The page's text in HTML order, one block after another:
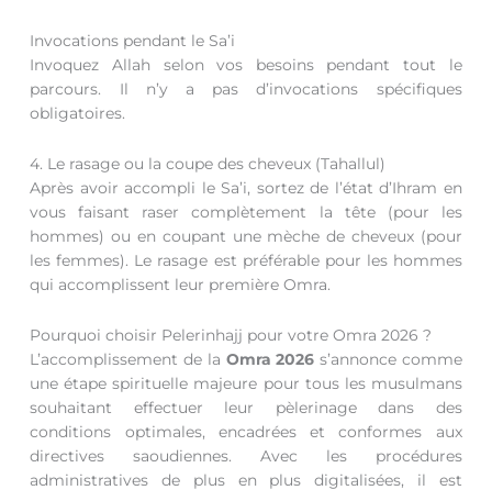
Invocations pendant le Sa’i
Invoquez Allah selon vos besoins pendant tout le
parcours. Il n’y a pas d’invocations spécifiques
obligatoires.
4. Le rasage ou la coupe des cheveux (Tahallul)
Après avoir accompli le Sa’i, sortez de l’état d’Ihram en
vous faisant raser complètement la tête (pour les
hommes) ou en coupant une mèche de cheveux (pour
les femmes). Le rasage est préférable pour les hommes
qui accomplissent leur première Omra.
Pourquoi choisir Pelerinhajj pour votre Omra 2026 ?
L’accomplissement de la Omra 2026 s’annonce comme
une étape spirituelle majeure pour tous les musulmans
souhaitant effectuer leur pèlerinage dans des
conditions optimales, encadrées et conformes aux
directives saoudiennes. Avec les procédures
administratives de plus en plus digitalisées, il est